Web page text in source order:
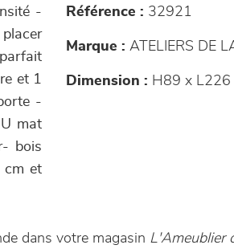
-
et 1
-
mat
bois
cm et
Référence : 32921
Marque : ATELIERS DE
Dimension : H89 x L226
dans votre magasin L'Ameublier